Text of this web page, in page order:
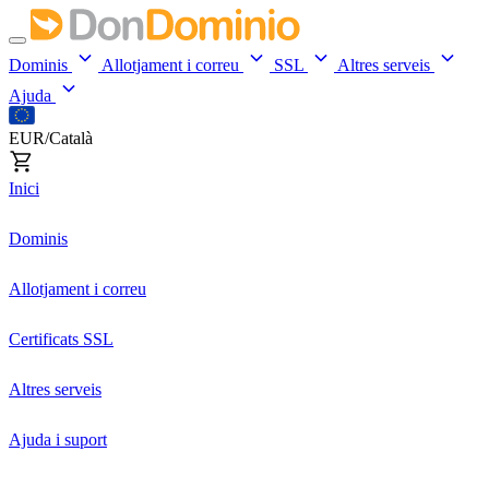
Dominis Allotjament i correu SSL
Altres serveis
Ajuda
EUR/Català
Inici
Dominis
Allotjament i correu
Certificats SSL
Altres serveis
Ajuda i suport